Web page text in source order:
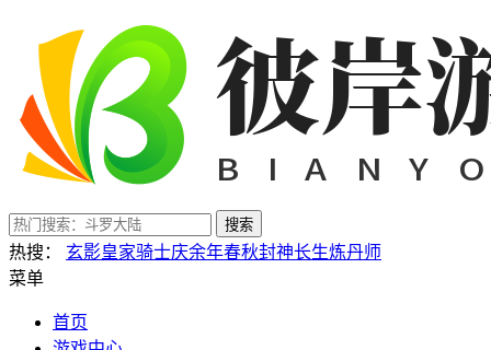
搜索
热搜： 玄影皇家骑士庆余年春秋封神长生炼丹师
菜单
首页